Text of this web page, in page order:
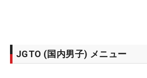
JGTO (国内男子) メニュー